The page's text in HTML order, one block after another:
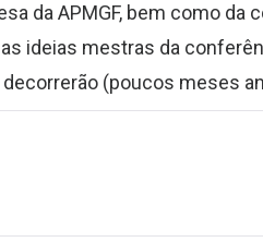
da APMGF, bem como da
ideias mestras da
(poucos meses